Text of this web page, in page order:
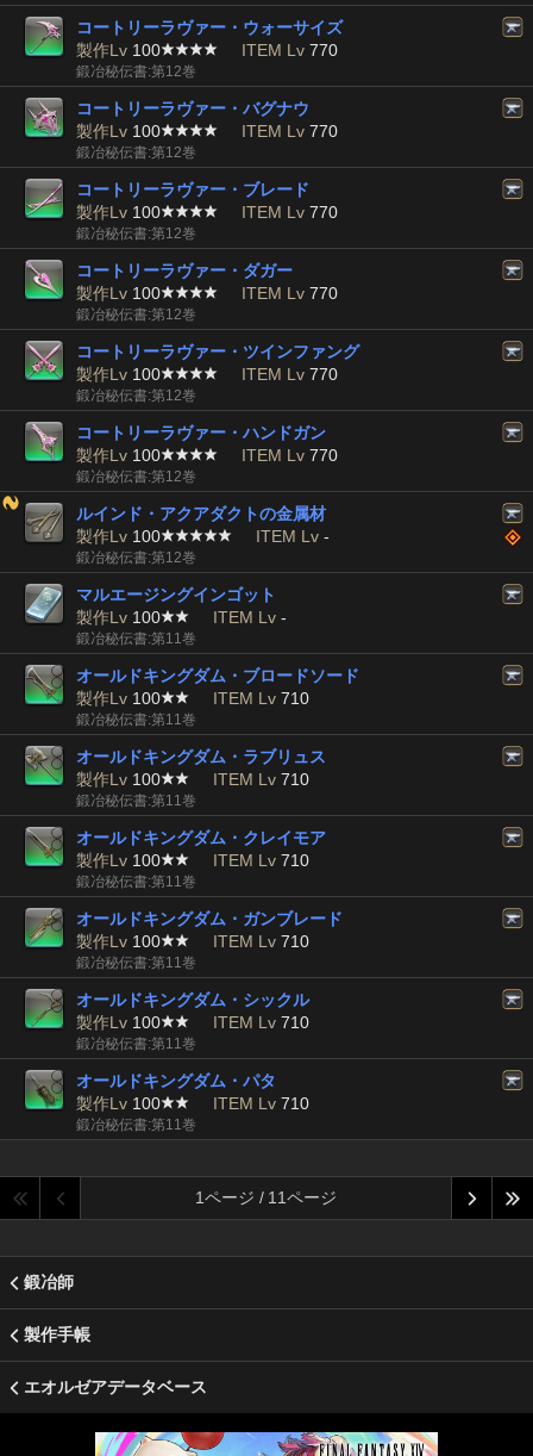
コートリーラヴァー・ウォーサイズ
製作Lv 100 ITEM Lv 770
鍛冶秘伝書:第12巻
コートリーラヴァー・バグナウ
製作Lv 100 ITEM Lv 770
鍛冶秘伝書:第12巻
コートリーラヴァー・ブレード
製作Lv 100 ITEM Lv 770
鍛冶秘伝書:第12巻
コートリーラヴァー・ダガー
製作Lv 100 ITEM Lv 770
鍛冶秘伝書:第12巻
コートリーラヴァー・ツインファング
製作Lv 100 ITEM Lv 770
鍛冶秘伝書:第12巻
コートリーラヴァー・ハンドガン
製作Lv 100 ITEM Lv 770
鍛冶秘伝書:第12巻
ルインド・アクアダクトの金属材
製作Lv 100 ITEM Lv -
鍛冶秘伝書:第12巻
マルエージングインゴット
製作Lv 100 ITEM Lv -
鍛冶秘伝書:第11巻
オールドキングダム・ブロードソード
製作Lv 100 ITEM Lv 710
鍛冶秘伝書:第11巻
オールドキングダム・ラブリュス
製作Lv 100 ITEM Lv 710
鍛冶秘伝書:第11巻
オールドキングダム・クレイモア
製作Lv 100 ITEM Lv 710
鍛冶秘伝書:第11巻
オールドキングダム・ガンブレード
製作Lv 100 ITEM Lv 710
鍛冶秘伝書:第11巻
オールドキングダム・シックル
製作Lv 100 ITEM Lv 710
鍛冶秘伝書:第11巻
オールドキングダム・パタ
製作Lv 100 ITEM Lv 710
鍛冶秘伝書:第11巻
1ページ / 11ページ
鍛冶師
製作手帳
エオルゼアデータベース